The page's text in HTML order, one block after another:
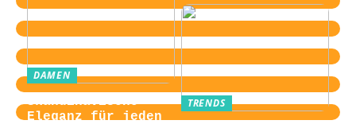
DAMEN
Skandinavische
Eleganz für jeden
TRENDS